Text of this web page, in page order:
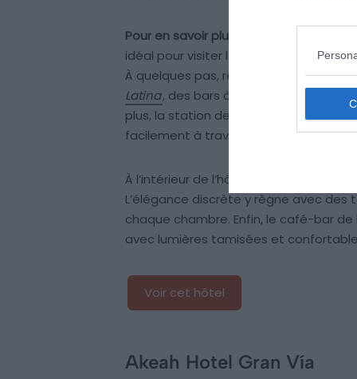
Pour en savoir plus :
idéal pour visiter la ville. Séjournez à
À quelques pas, rejoignez aussi la
Latina, des bars à tapas authentiques
plus, la station de métro
Tirso de Molina
facilement à travers la ville.
À l’intérieur de l’hôtel, la décoration
L’élégance discrète y règne avec
chaque chambre. Enfin, le café-bar
avec lumières tamisées et
Voir cet hôtel
Akeah Hotel Gran Vía